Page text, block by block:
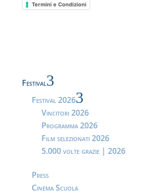
Termini e Condizioni
Festival3
Festival 20263
Vincitori 2026
Programma 2026
Film selezionati 2026
5.000 volte grazie | 2026
Press
Cinema Scuola